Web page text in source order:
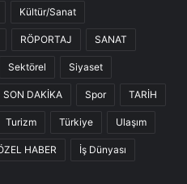
Kültür/Sanat
RÖPORTAJ SANAT
Sektörel Siyaset
SON DAKİKA Spor TARİH
Turizm Türkiye Ulaşım
HABER İş Dünyası